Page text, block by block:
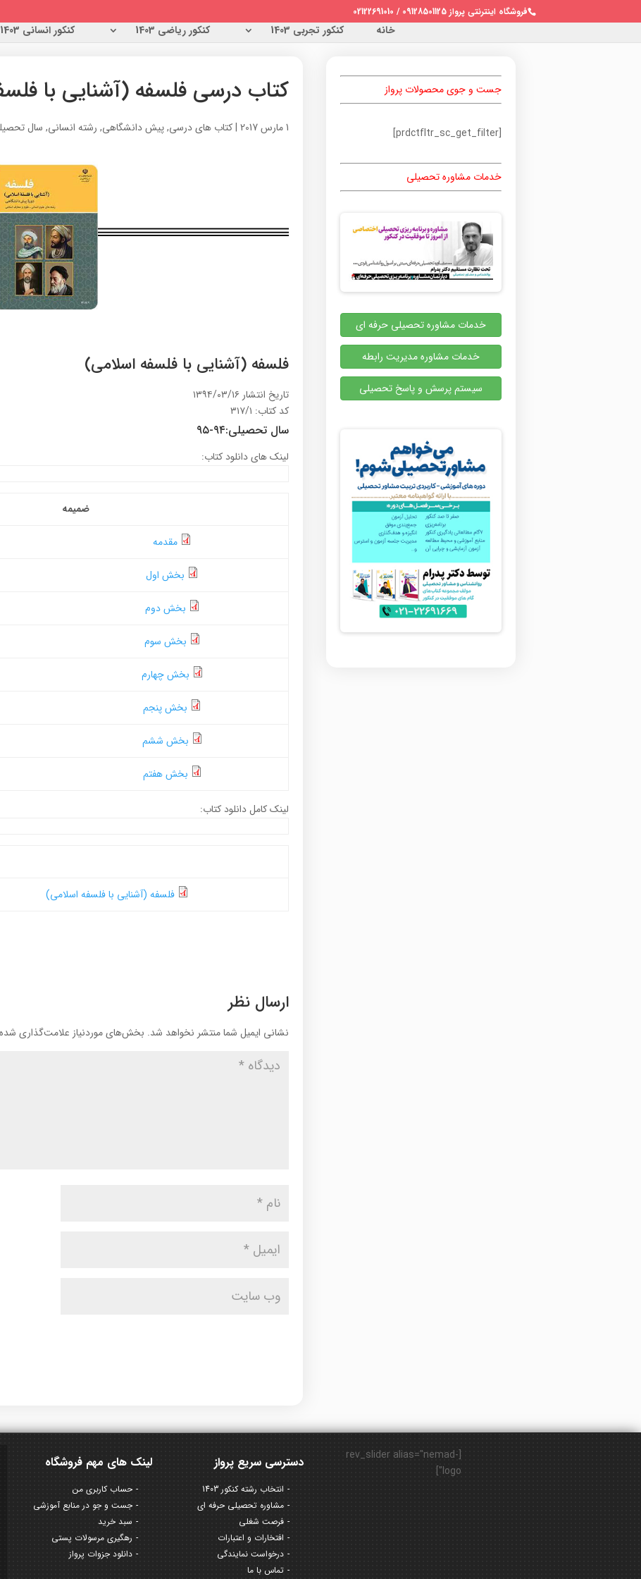
فروشگاه اینترنتی پرواز 09128501125 / 02122691010
خانه کنکور تجربی 1403 کنکور ریاضی 1403 کنکور انسانی 1403
کتاب درسی فلسفه (آشنایی با
1 مارس 2017 |کتاب های درسی,پیش دانشگاهی, رشته انسانی, سال تحصیلی
فلسفه (آشنایی با فلسفه اسلامی)
تاریخ انتشار ۱۳۹۴/۰۳/۱۶
کد کتاب: ۳۱۷/۱
سال تحصیلی:۹۴-۹۵
لینک های دانلود کتاب:
ضمیمه
مقدمه
بخش اول
بخش دوم
بخش سوم
بخش چهارم
بخش پنجم
بخش ششم
بخش هفتم
لینک کامل دانلود کتاب:
فلسفه (آشنایی با فلسفه اسلامی)
ارسال نظر
نشانی ایمیل شما منتشر نخواهد شد. بخش‌های موردنیاز علامت‌گذاری
جست و جوی محصولات پرواز
[prdctfltr_sc_get_filter]
خدمات مشاوره تحصیلی
خدمات مشاوره تحصیلی حرفه ای
خدمات مشاوره مدیریت رابطه
سیستم پرسش و پاسخ تحصیلی
لینک های مهم فروشگاه
حساب کاربری من
جست و جو در منابع آموزشی
سبد خرید
رهگیری مرسولات پستی
دانلود جزوات پرواز
دسترسی سریع پرواز
انتخاب رشته کنکور 1403
مشاوره تحصیلی حرفه ای
فرصت شغلی
افتخارات و اعتبارات
درخواست نمایندگی
تماس با ما
[rev_slider alias="nemad-
logo"]